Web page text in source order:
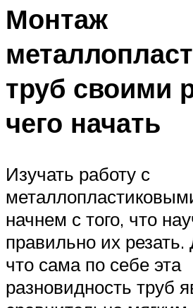
Монтаж
труб своими
чего начать
Изучать работу с
начнем с того, что
правильно их
что сама по себе эта
разновидность труб